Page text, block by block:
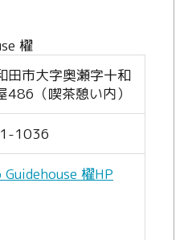
櫂
田市大字奥瀬字十和
486（喫茶憩い内）
1036
Guidehouse 櫂HP